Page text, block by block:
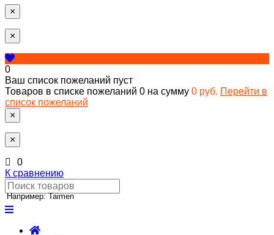
×
×
0
Ваш список пожеланий пуст
Товаров в списке пожеланий 0 на сумму 0 руб. Перейти в
список пожеланий
×
×
0
К сравнению
Например: Taimen